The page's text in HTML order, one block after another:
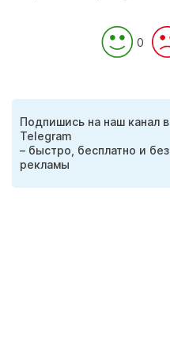
0
Подпишись на наш канал в
Telegram
– быстро, бесплатно и без
рекламы